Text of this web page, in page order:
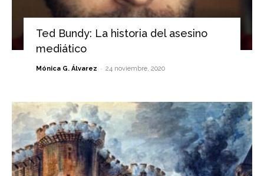
Ted Bundy: La historia del asesino
mediático
Mónica G. Álvarez - 24 noviembre, 2020